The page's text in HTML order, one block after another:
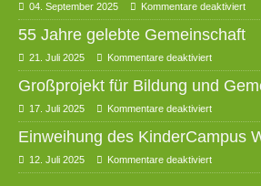
04. September 2025 Kommentare deaktiviert
55 Jahre gelebte Gemeinschaft
21. Juli 2025 Kommentare deaktiviert
Großprojekt für Bildung und
17. Juli 2025 Kommentare deaktiviert
Einweihung des KinderCampus
12. Juli 2025 Kommentare deaktiviert